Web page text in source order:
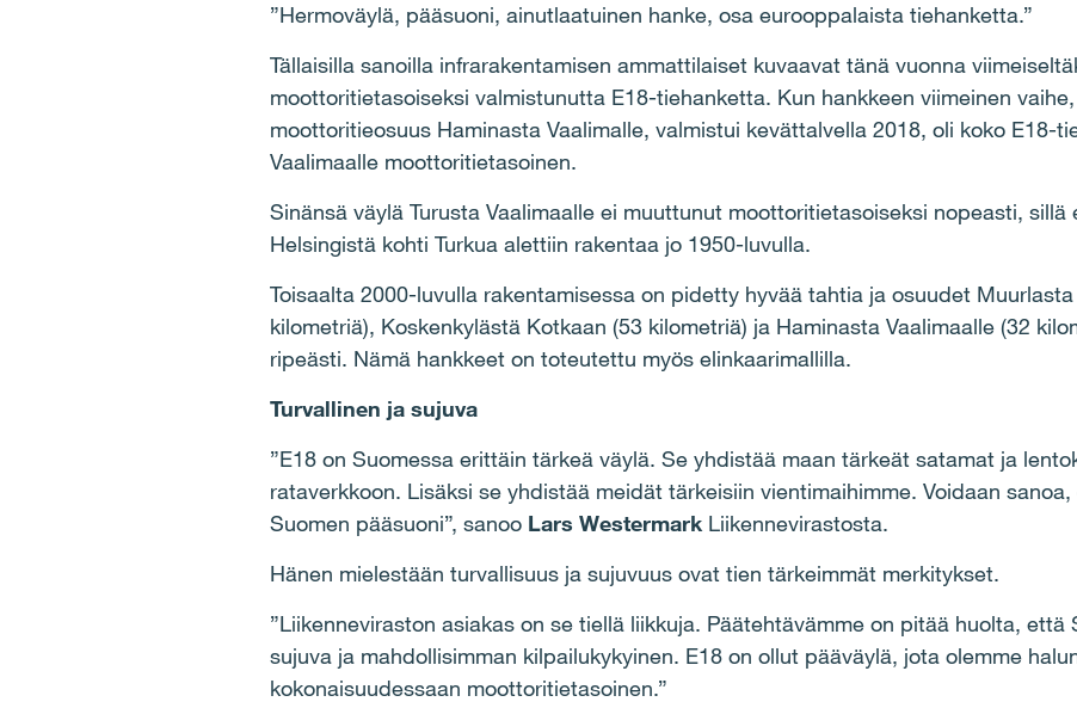
”Hermoväylä, pääsuoni, ainutlaatuinen hanke, osa eurooppalaista tiehanketta.”
Tällaisilla sanoilla infrarakentamisen ammattilaiset kuvaavat tänä vuonna
moottoritietasoiseksi valmistunutta E18-tiehanketta. Kun hankkeen viimeinen
moottoritieosuus Haminasta Vaalimalle, valmistui kevättalvella 2018, oli koko E18-
Vaalimaalle moottoritietasoinen.
Sinänsä väylä Turusta Vaalimaalle ei muuttunut moottoritietasoiseksi nopeasti, sillä
Helsingistä kohti Turkua alettiin rakentaa jo 1950-luvulla.
Toisaalta 2000-luvulla rakentamisessa on pidetty hyvää tahtia ja osuudet
kilometriä), Koskenkylästä Kotkaan (53 kilometriä) ja Haminasta Vaalimaalle (32
ripeästi. Nämä hankkeet on toteutettu myös elinkaarimallilla.
Turvallinen ja sujuva
”E18 on Suomessa erittäin tärkeä väylä. Se yhdistää maan tärkeät satamat ja
rataverkkoon. Lisäksi se yhdistää meidät tärkeisiin vientimaihimme. Voidaan
Suomen pääsuoni”, sanoo Lars WestermarkLiikennevirastosta.
Hänen mielestään turvallisuus ja sujuvuus ovat tien tärkeimmät merkitykset.
”Liikenneviraston asiakas on se tiellä liikkuja. Päätehtävämme on pitää huolta, että
sujuva ja mahdollisimman kilpailukykyinen. E18 on ollut pääväylä, jota olemme
kokonaisuudessaan moottoritietasoinen.”